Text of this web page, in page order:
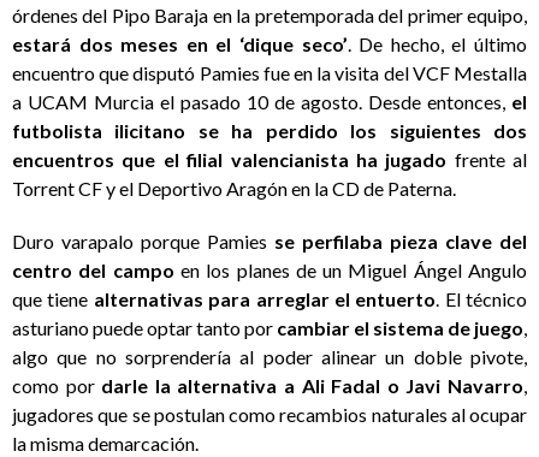
órdenes del Pipo Baraja en la pretemporada del primer equipo,
estará dos meses en el ‘dique seco’. De hecho, el último
encuentro que disputó Pamies fue en la visita del VCF Mestalla
a UCAM Murcia el pasado 10 de agosto. Desde entonces, el
futbolista ilicitano se ha perdido los siguientes dos
encuentros que el filial valencianista ha jugado frente al
Torrent CF y el Deportivo Aragón en la CD de Paterna.
Duro varapalo porque Pamies se perfilaba pieza clave del
centro del campo en los planes de un Miguel Ángel Angulo
que tiene alternativas para arreglar el entuerto. El técnico
asturiano puede optar tanto por cambiar el sistema de juego,
algo que no sorprendería al poder alinear un doble pivote,
como por darle la alternativa a Ali Fadal o Javi Navarro,
jugadores que se postulan como recambios naturales al ocupar
la misma demarcación.